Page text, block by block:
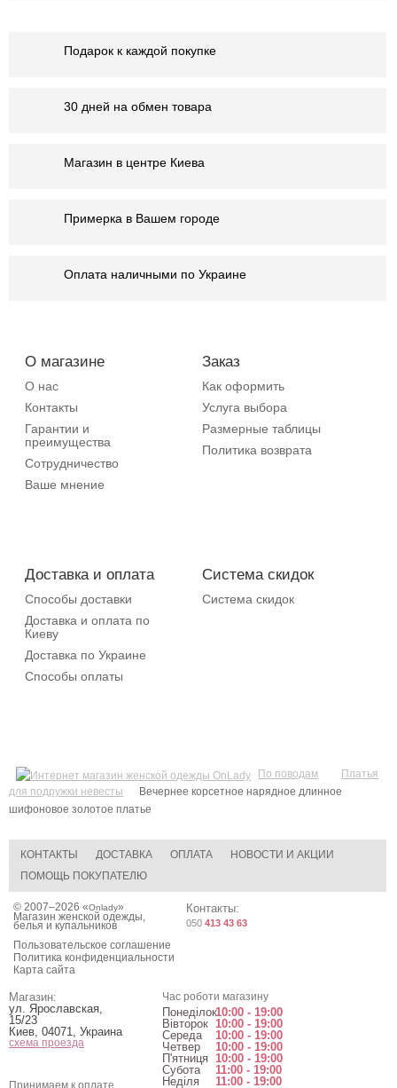
Подарок к каждой покупке
30 дней на обмен товара
Магазин в центре Киева
Примерка в Вашем городе
Оплата наличными по Украине
О магазине
О нас
Контакты
Гарантии и
преимущества
Сотрудничество
Ваше мнение
Заказ
Как оформить
Услуга выбора
Размерные таблицы
Политика возврата
Доставка и оплата
Способы доставки
Доставка и оплата по
Киеву
Доставка по Украине
Способы оплаты
Система скидок
Система скидок
По поводам
Платья
для подружки невесты
Вечернее корсетное нарядное длинное
шифоновое золотое платье
КОНТАКТЫ ДОСТАВКА ОПЛАТА
НОВОСТИ И АКЦИИ
ПОМОЩЬ ПОКУПАТЕЛЮ
© 2007–2026 «Onlady»
Магазин женской одежды,
белья и купальников
Пользовательское соглашение
Политика конфиденциальности
Карта сайта
Контакты:
050 413 43 63
Магазин:
ул. Ярославская,
15/23
Киев 04071 Украина
схема проезда
Час роботи магазину
Понеділок10:00 - 19:00
Вівторок 10:00 - 19:00
Середа
10:00 - 19:00
Четвер
10:00 - 19:00
П'ятниця 10:00 - 19:00
Субота
11:00 - 19:00
Неділя
11:00 - 19:00
Принимаем к оплате